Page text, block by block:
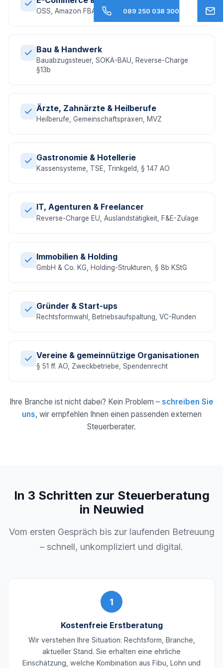
OSS, Amazon FBA, EU-Umsatzsteuer, DAC7
Bau & Handwerk
Bauabzugssteuer, SOKA-BAU, Reverse-Charge
§13b
Ärzte, Zahnärzte & Heilberufe
Heilberufe, Gemeinschaftspraxen, MVZ
Gastronomie & Hotellerie
Kassensysteme, TSE, Trinkgeld, § 147 AO
IT, Agenturen & Freelancer
Reverse-Charge EU, Auslandstätigkeit, F&E-Zulage
Immobilien & Holding
GmbH & Co. KG, Holding-Strukturen, § 8b KStG
Gründer & Start-ups
Rechtsformwahl, Betriebsaufspaltung, VC-Runden
Vereine & gemeinnützige Organisationen
§ 51 ff. AO, Zweckbetriebe, Spendenrecht
Ihre Branche ist nicht dabei? Kein Problem – schreiben Sie
uns, wir empfehlen Ihnen einen passenden externen
Steuerberater.
In 3 Schritten zur Steuerberatung
in Neuwied
Vom ersten Gespräch bis zur laufenden Betreuung
– schnell, unkompliziert und digital.
1
Kostenfreie Erstberatung
Wir verstehen Ihre Situation: Rechtsform, Branche,
aktueller Stand. Sie erhalten eine ehrliche
Einschätzung, welche Kombination aus Fibu, Lohn und
089 250 038 300